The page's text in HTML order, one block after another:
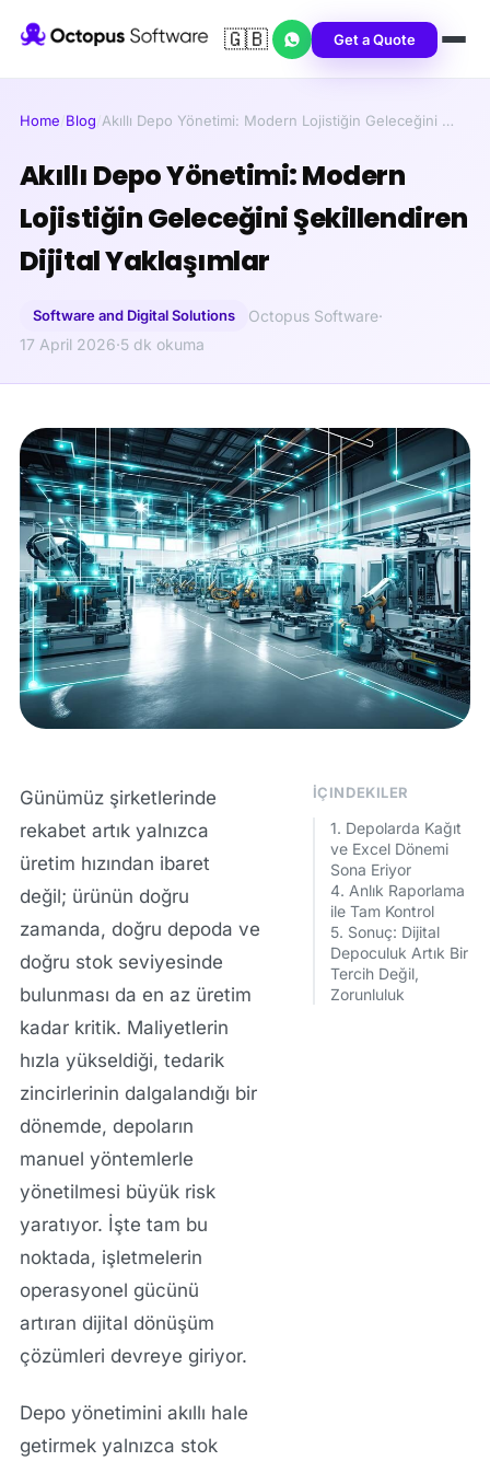
🇬🇧 Get a Quote
Home/Blog/Akıllı Depo Yönetimi: Modern Lojistiğin Geleceğini …
Akıllı Depo Yönetimi: Modern
Lojistiğin Geleceğini Şekillendiren
Dijital Yaklaşımlar
Software and Digital Solutions Octopus Software·
17 April 2026·5 dk okuma
İÇINDEKILER
1. Depolarda Kağıt
ve Excel Dönemi
Sona Eriyor
4. Anlık Raporlama
ile Tam Kontrol
5. Sonuç: Dijital
Depoculuk Artık Bir
Tercih Değil,
Zorunluluk
Günümüz şirketlerinde
rekabet artık yalnızca
üretim hızından ibaret
değil; ürünün doğru
zamanda, doğru depoda ve
doğru stok seviyesinde
bulunması da en az üretim
kadar kritik. Maliyetlerin
hızla yükseldiği, tedarik
zincirlerinin dalgalandığı bir
dönemde, depoların
manuel yöntemlerle
yönetilmesi büyük risk
yaratıyor. İşte tam bu
noktada, işletmelerin
operasyonel gücünü
artıran dijital dönüşüm
çözümleri devreye giriyor.
Depo yönetimini akıllı hale
getirmek yalnızca stok